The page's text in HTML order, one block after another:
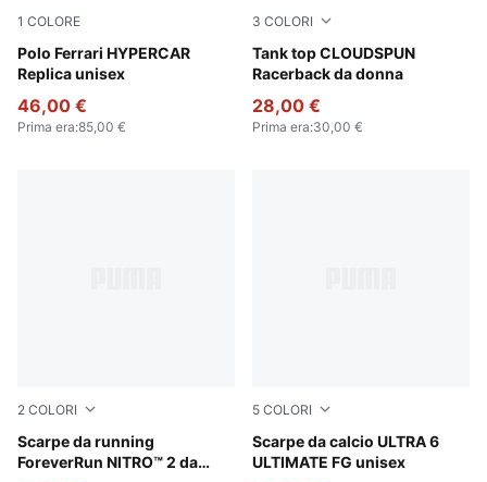
1 COLORE
Polo Ferrari HYPERCAR
Replica unisex
PUMA Red
46,00 €
Prima era:85,00 €
3 COLORI
Tank top CLOUDSPUN
Racerback da donna
Puma White
28,00 €
Prima era:30,00 €
2 COLORI
Scarpe da running
ForeverRun NITRO™ 2 da
Vibrant Silver-Apple Spritz
5 COLORI
Scarpe da calcio ULTRA 6
ULTIMATE FG unisex
Poison Pink-PUMA White-